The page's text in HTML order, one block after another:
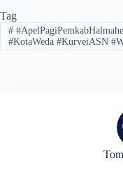
Tag
#
#KotaWeda #KurveiASN